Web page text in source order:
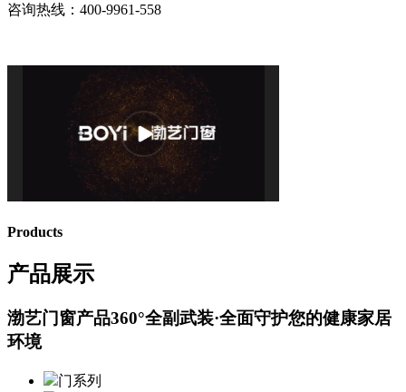
咨询热线：400-9961-558
Products
产品展示
渤艺门窗产品360°全副武装·全面守护您的健康家居
环境
门系列